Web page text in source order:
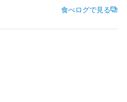
はの香ばしさがちゃんとあっ
、ゆっくり食事できるのも
丁寧で、気持ちよく過ごせ
、また行きたくなるお店で
食べログで見る